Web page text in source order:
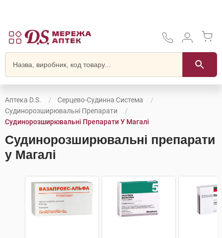
Аптека D.S.
Серцево-Судинна Система
Судинорозширювальні Препарати
Судинорозширювальні Препарати У Магалі
Судинорозширювальні препарати
у Магалі